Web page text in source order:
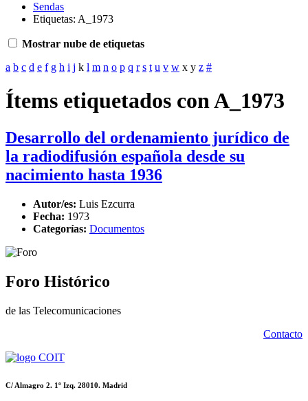
Sendas
Etiquetas: A_1973
Mostrar nube de etiquetas
a b c d e f g h i j k l m n o p q r s t u v w x y z #
Ítems etiquetados con A_1973
Desarrollo del ordenamiento jurídico de
la radiodifusión española desde su
nacimiento hasta 1936
Autor/es: Luis Ezcurra
Fecha: 1973
Categorías: Documentos
Foro Histórico
de las Telecomunicaciones
Contacto
C/ Almagro 2. 1º Izq. 28010. Madrid